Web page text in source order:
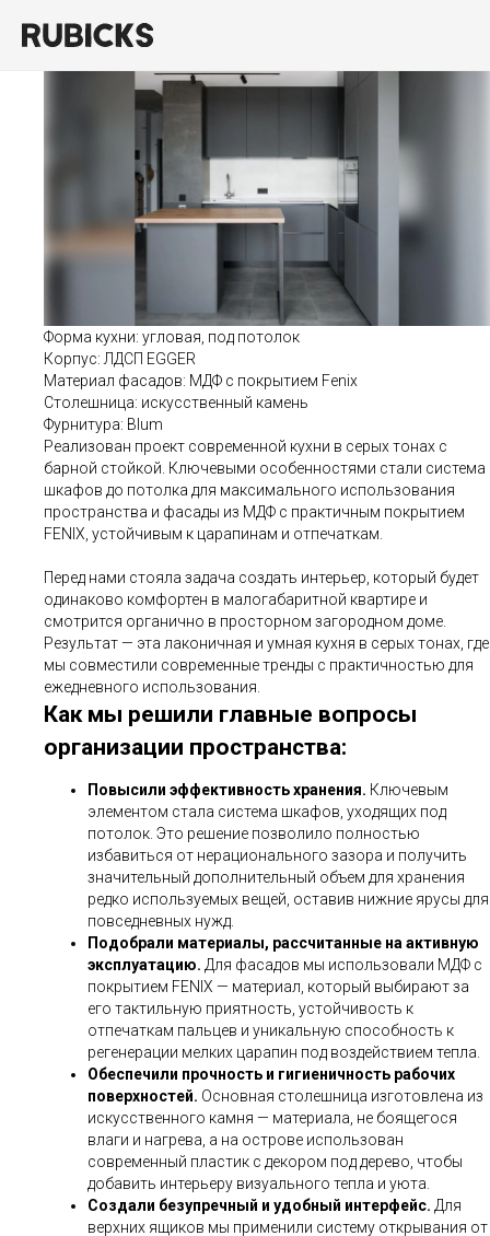
Проект 107
Форма кухни: угловая, под потолок
Корпус: ЛДСП EGGER
Материал фасадов: МДФ с покрытием Fenix
Столешница: искусственный камень
Фурнитура: Blum
Реализован проект современной кухни в серых тонах с
барной стойкой. Ключевыми особенностями стали система
шкафов до потолка для максимального использования
пространства и фасады из МДФ с практичным покрытием
FENIX, устойчивым к царапинам и отпечаткам.
Перед нами стояла задача создать интерьер, который будет
одинаково комфортен в малогабаритной квартире и
смотрится органично в просторном загородном доме.
Результат — эта лаконичная и умная кухня в серых тонах, где
мы совместили современные тренды с практичностью для
ежедневного использования.
Как мы решили главные вопросы
организации пространства:
Повысили эффективность хранения. Ключевым
элементом стала система шкафов, уходящих под
потолок. Это решение позволило полностью
избавиться от нерационального зазора и получить
значительный дополнительный объем для хранения
редко используемых вещей, оставив нижние ярусы для
повседневных нужд.
Подобрали материалы, рассчитанные на активную
эксплуатацию. Для фасадов мы использовали МДФ с
покрытием FENIX — материал, который выбирают за
его тактильную приятность, устойчивость к
отпечаткам пальцев и уникальную способность к
регенерации мелких царапин под воздействием тепла.
Обеспечили прочность и гигиеничность рабочих
поверхностей. Основная столешница изготовлена из
искусственного камня — материала, не боящегося
влаги и нагрева, а на острове использован
современный пластик с декором под дерево, чтобы
добавить интерьеру визуального тепла и уюта.
Создали безупречный и удобный интерфейс. Для
верхних ящиков мы применили систему открывания от